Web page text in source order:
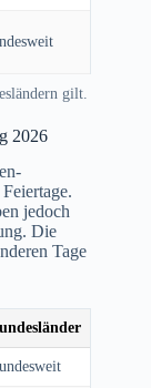
gilt.
2026
jedoch
Die
Tage